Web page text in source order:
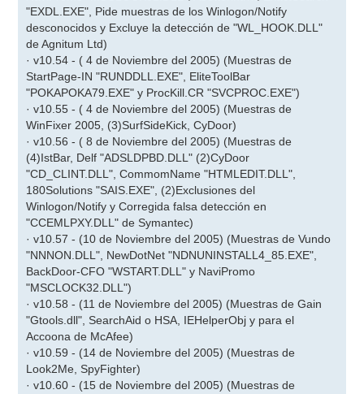
"EXDL.EXE", Pide muestras de los Winlogon/Notify
desconocidos y Excluye la detección de "WL_HOOK.DLL"
de Agnitum Ltd)
· v10.54 - ( 4 de Noviembre del 2005) (Muestras de
StartPage-IN "RUNDDLL.EXE", EliteToolBar
"POKAPOKA79.EXE" y ProcKill.CR "SVCPROC.EXE")
· v10.55 - ( 4 de Noviembre del 2005) (Muestras de
WinFixer 2005, (3)SurfSideKick, CyDoor)
· v10.56 - ( 8 de Noviembre del 2005) (Muestras de
(4)IstBar, Delf "ADSLDPBD.DLL" (2)CyDoor
"CD_CLINT.DLL", CommomName "HTMLEDIT.DLL",
180Solutions "SAIS.EXE", (2)Exclusiones del
Winlogon/Notify y Corregida falsa detección en
"CCEMLPXY.DLL" de Symantec)
· v10.57 - (10 de Noviembre del 2005) (Muestras de Vundo
"NNNON.DLL", NewDotNet "NDNUNINSTALL4_85.EXE",
BackDoor-CFO "WSTART.DLL" y NaviPromo
"MSCLOCK32.DLL")
· v10.58 - (11 de Noviembre del 2005) (Muestras de Gain
"Gtools.dll", SearchAid o HSA, IEHelperObj y para el
Accoona de McAfee)
· v10.59 - (14 de Noviembre del 2005) (Muestras de
Look2Me, SpyFighter)
· v10.60 - (15 de Noviembre del 2005) (Muestras de